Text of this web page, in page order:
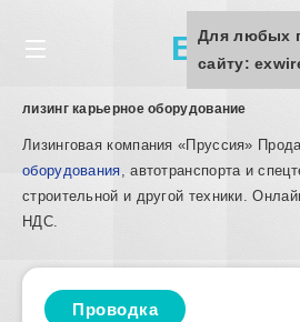
лизинг карьерное оборудование
Лизинговая компания «Пруссия»
оборудования, автотранспорта и
строительной и другой техники.
НДС.
Проводка
Для любых
сайту: